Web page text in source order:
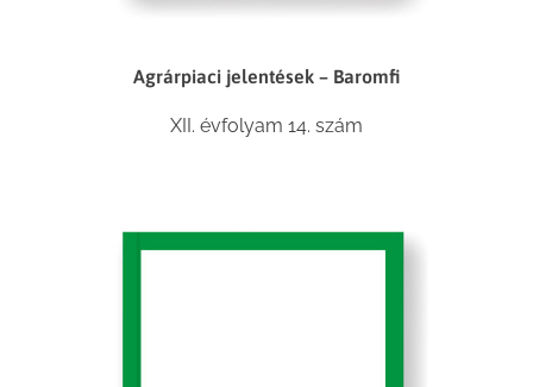
Agrárpiaci jelentések – Baromfi
XII. évfolyam 14. szám